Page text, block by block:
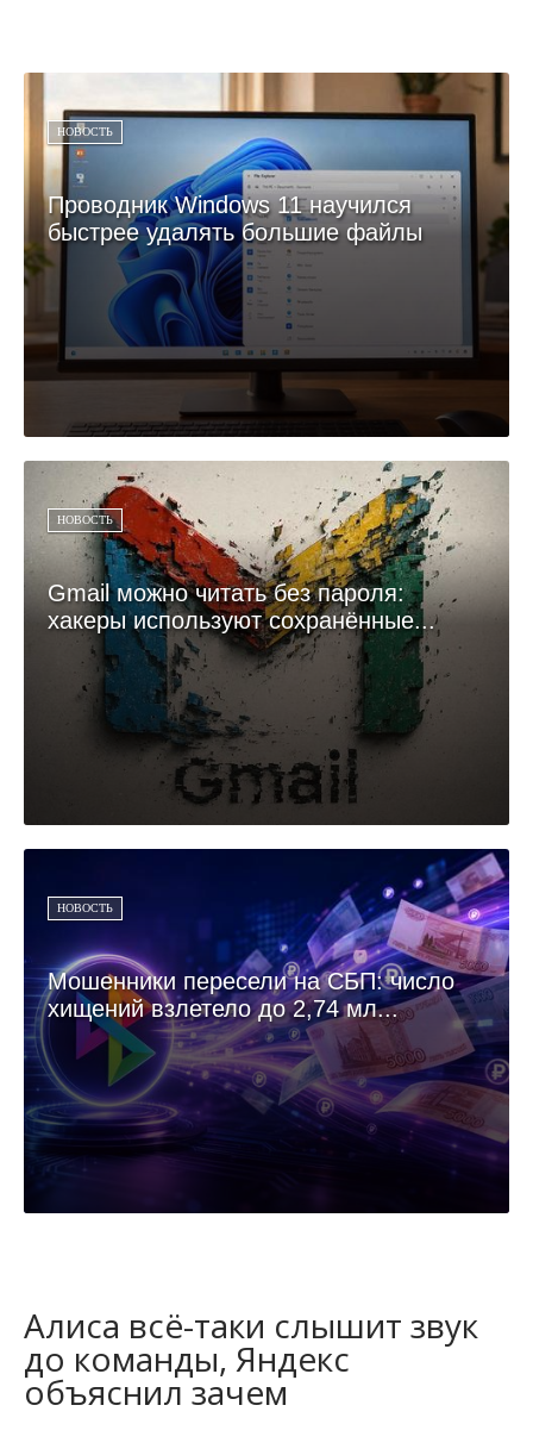
НОВОСТЬ
Проводник Windows 11 научился
быстрее удалять большие файлы
НОВОСТЬ
Gmail можно читать без пароля:
хакеры используют сохранённые...
НОВОСТЬ
Мошенники пересели на СБП: число
хищений взлетело до 2,74 мл...
Алиса всё-таки слышит звук
до команды, Яндекс
объяснил зачем